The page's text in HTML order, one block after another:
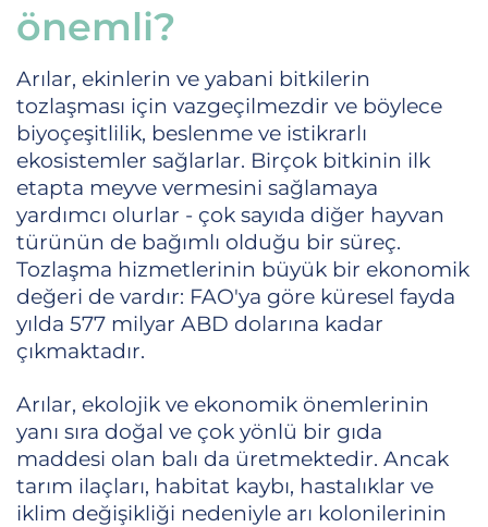
önemli?
Arılar, ekinlerin ve yabani bitkilerin
tozlaşması için vazgeçilmezdir ve böylece
biyoçeşitlilik, beslenme ve istikrarlı
ekosistemler sağlarlar. Birçok bitkinin ilk
etapta meyve vermesini sağlamaya
yardımcı olurlar - çok sayıda diğer hayvan
türünün de bağımlı olduğu bir süreç.
Tozlaşma hizmetlerinin büyük bir ekonomik
değeri de vardır: FAO'ya göre küresel fayda
yılda 577 milyar ABD dolarına kadar
çıkmaktadır.
Arılar, ekolojik ve ekonomik önemlerinin
yanı sıra doğal ve çok yönlü bir gıda
maddesi olan balı da üretmektedir. Ancak
tarım ilaçları, habitat kaybı, hastalıklar ve
iklim değişikliği nedeniyle arı kolonilerinin